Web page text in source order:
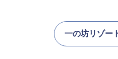
一の坊リゾー